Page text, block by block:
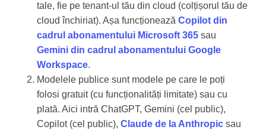
tale, fie pe tenant-ul tău din cloud (colțișorul tău de
cloud închiriat). Așa funcționează Copilot din
cadrul abonamentului Microsoft 365 sau
Gemini din cadrul abonamentului Google
Workspace.
Modelele publice sunt modele pe care le poți
folosi gratuit (cu funcționalități limitate) sau cu
plată. Aici intră ChatGPT, Gemini (cel public),
Copilot (cel public), Claude de la Anthropic sau